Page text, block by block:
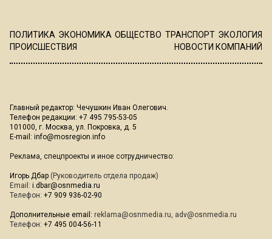
ПОЛИТИКА ЭКОНОМИКА ОБЩЕСТВО ТРАНСПОРТ ЭКОЛОГИЯ
ПРОИСШЕСТВИЯ
НОВОСТИ КОМПАНИЙ
Главный редактор: Чечушкин Иван Олегович.
Телефон редакции: +7 495 795-53-05
101000, г. Москва, ул. Покровка, д. 5
E-mail: info@mosregion.info
Реклама, спецпроекты и иное сотрудничество:
Игорь Дбар (Руководитель отдела продаж)
Email: i.dbar@osnmedia.ru
Телефон: +7 909 936-02-90
Дополнительные email: reklama@osnmedia.ru, adv@osnmedia.ru
Телефон: +7 495 004-56-11